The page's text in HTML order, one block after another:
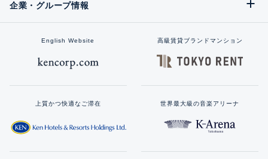
企業・グループ情報
English Website 高級賃貸ブランドマンション
上質かつ快適なご滞在 世界最大級の音楽アリーナ